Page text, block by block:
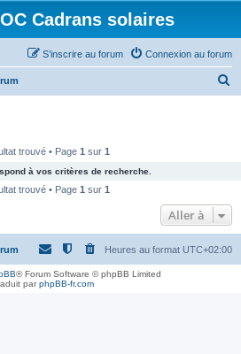
Cadrans solaires
Connexion au forum
S’inscrire au forum
c
e
trouvé • Page 1 sur 1
à vos critères de recherche.
trouvé • Page 1 sur 1
Aller à
Heures au format UTC+02:00
® Forum Software © phpBB Limited
parphpBB-fr.com